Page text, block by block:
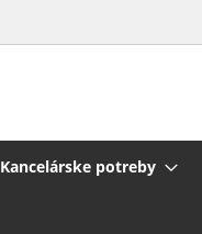
Kancelárske potreby